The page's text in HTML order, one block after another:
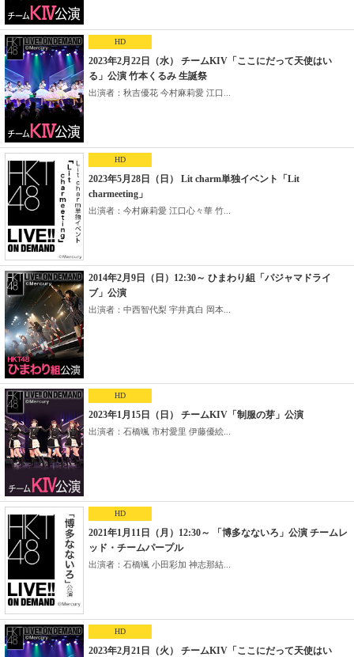
HD
2023年2月22日（水） チームKIV「ここにだって天使はい
る」公演 竹本くるみ 生誕祭
出演者：秋吉優花 今村麻莉愛 江口...
HD
2023年5月28日（日） Lit charm単独イベント「Lit
charmeeting」
出演者：今村麻莉愛 江口心々華 竹...
2014年2月9日（日）12:30～ ひまわり組「パジャマドライ
ブ」公演
出演者：中西智代梨 宇井真白 岡本...
HD
2023年1月15日（日） チームKIV「制服の芽」公演
出演者：石橋颯 市村愛里 伊藤優絵...
HD
2021年1月11日（月）12:30～ 「博多なないろ」公演 チームレ
ッド・チームパープル
出演者：石橋颯 小田彩加 神志那結...
HD
2023年2月21日（火） チームKIV「ここにだって天使はい